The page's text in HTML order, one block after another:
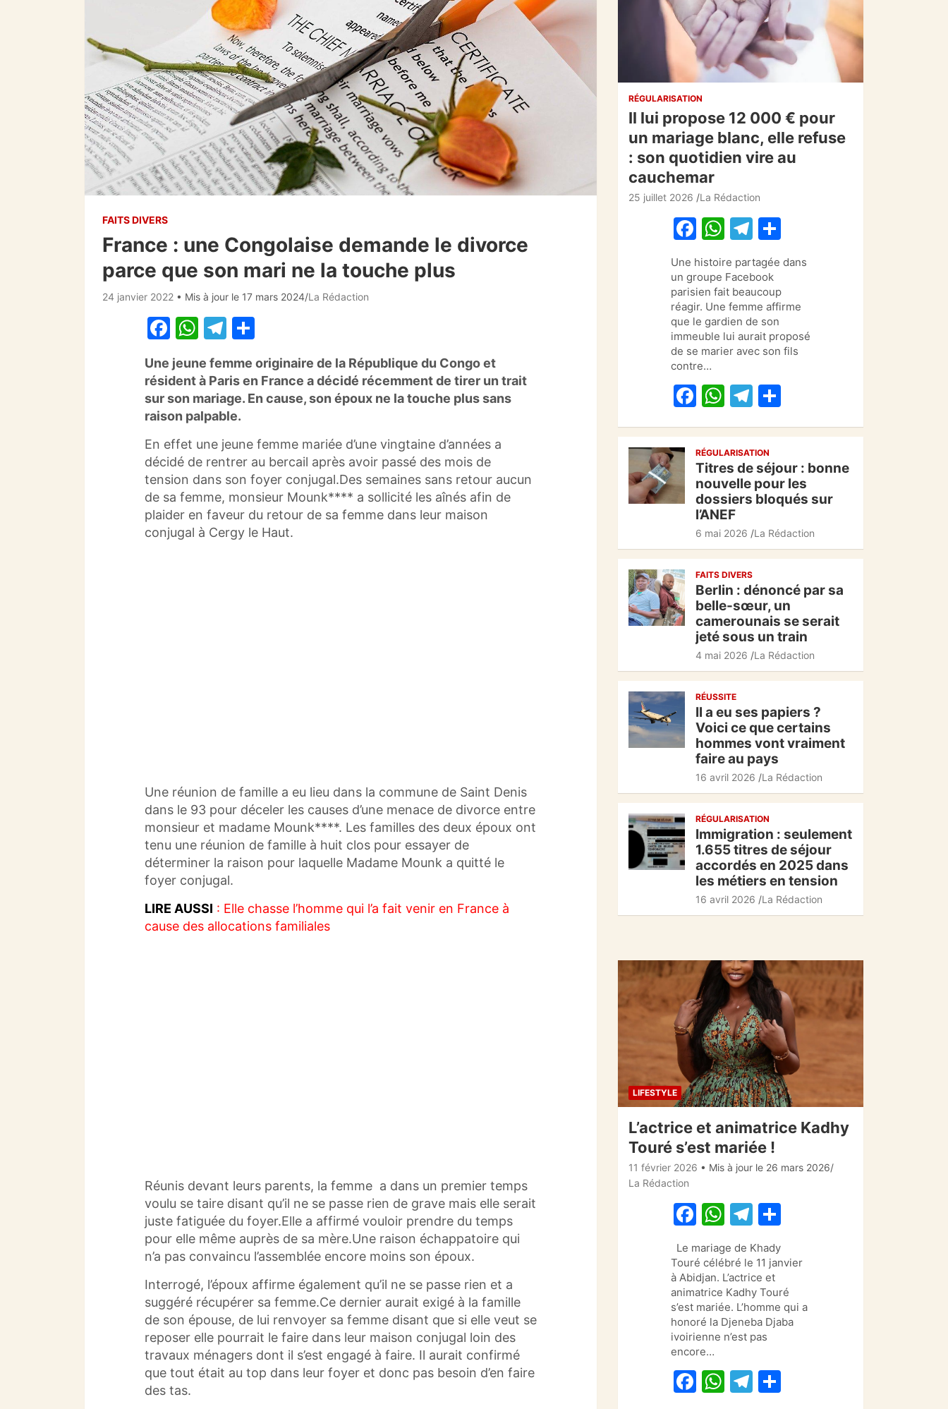
FAITS DIVERS
France : une Congolaise demande le divorce
parce que son mari ne la touche plus
24 janvier 2022 • Mis à jour le 17 mars 2024 La Rédaction
F
a
c
e
b
o
o
k
W
at
s
A
p
p
T
e
gr
a
m
ar
ta
g
Une jeune femme originaire de la République du Congo et
résident à Paris en France a décidé récemment de tirer un trait
sur son mariage. En cause, son époux ne la touche plus sans
raison palpable.
En effet une jeune femme mariée d’une vingtaine d’années a
décidé de rentrer au bercail après avoir passé des mois de
tension dans son foyer conjugal.Des semaines sans retour aucun
de sa femme, monsieur Mounk**** a sollicité les aînés afin de
plaider en faveur du retour de sa femme dans leur maison
conjugal à Cergy le Haut.
Une réunion de famille a eu lieu dans la commune de Saint Denis
dans le 93 pour déceler les causes d’une menace de divorce entre
monsieur et madame Mounk****. Les familles des deux époux ont
tenu une réunion de famille à huit clos pour essayer de
déterminer la raison pour laquelle Madame Mounk a quitté le
foyer conjugal.
LIRE AUSSI : Elle chasse l’homme qui l’a fait venir en France à
cause des allocations familiales
Réunis devant leurs parents, la femme a dans un premier temps
voulu se taire disant qu’il ne se passe rien de grave mais elle serait
juste fatiguée du foyer.Elle a affirmé vouloir prendre du temps
pour elle même auprès de sa mère.Une raison échappatoire qui
n’a pas convaincu l’assemblée encore moins son époux.
Interrogé, l’époux affirme également qu’il ne se passe rien et a
suggéré récupérer sa femme.Ce dernier aurait exigé à la famille
de son épouse, de lui renvoyer sa femme disant que si elle veut se
reposer elle pourrait le faire dans leur maison conjugal loin des
travaux ménagers dont il s’est engagé à faire. Il aurait confirmé
que tout était au top dans leur foyer et donc pas besoin d’en faire
des tas.
RÉGULARISATION
Il lui propose 12 000 € pour
un mariage blanc, elle refuse
: son quotidien vire au
cauchemar
25 juillet 2026 La Rédaction
F
c
e
b
o
o
k
W
at
s
A
p
p
T
el
e
gr
a
m
ta
g
er
Une histoire partagée dans
un groupe Facebook
parisien fait beaucoup
réagir. Une femme affirme
que le gardien de son
immeuble lui aurait proposé
de se marier avec son fils
contre…
F
c
e
b
o
o
k
W
s
A
p
p
T
gr
a
m
g
er
RÉGULARISATION
Titres de séjour : bonne
nouvelle pour les
dossiers bloqués sur
l’ANEF
6 mai 2026 La Rédaction
FAITS DIVERS
Berlin : dénoncé par sa
belle-sœur, un
camerounais se serait
jeté sous un train
4 mai 2026 La Rédaction
RÉUSSITE
Il a eu ses papiers ?
Voici ce que certains
hommes vont vraiment
faire au pays
16 avril 2026 La Rédaction
RÉGULARISATION
Immigration : seulement
1.655 titres de séjour
accordés en 2025 dans
les métiers en tension
16 avril 2026 La Rédaction
LIFESTYLE
L’actrice et animatrice Kadhy
Touré s’est mariée !
11 février 2026 • Mis à jour le 26 mars 2026
La Rédaction
F
c
e
b
o
o
k
W
at
s
A
p
p
T
el
e
gr
a
m
ta
g
er
Le mariage de Khady
Touré célébré le 11 janvier
à Abidjan. L’actrice et
animatrice Kadhy Touré
s’est mariée. L’homme qui a
honoré la Djeneba Djaba
ivoirienne n’est pas
encore…
F
W T